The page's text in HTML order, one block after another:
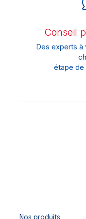
Conseil
Des experts
étape de
Nos produits